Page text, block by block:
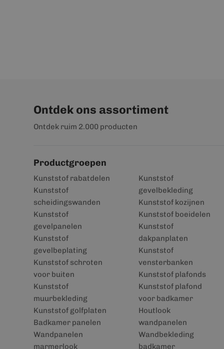
Ontdek ons assortiment
Ontdek ruim 2.000 producten
Productgroepen
Kunststof rabatdelen
Kunststof
scheidingswanden
Kunststof
gevelpanelen
Kunststof
gevelbeplating
Kunststof schroten
voor buiten
Kunststof
muurbekleding
Kunststof golfplaten
Badkamer panelen
Wandpanelen
marmerlook
Kunststof
gevelbekleding
Kunststof kozijnen
Kunststof boeidelen
Kunststof
dakpanplaten
Kunststof
vensterbanken
Kunststof plafonds
Kunststof plafond
voor badkamer
Houtlook
wandpanelen
Wandbekleding
badkamer